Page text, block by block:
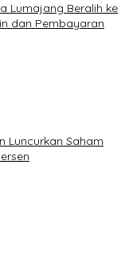
Lumajang Beralih ke
dan Pembayaran
Luncurkan Saham